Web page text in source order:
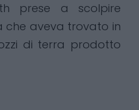
prese a scolpire
che aveva trovato in
di terra prodotto